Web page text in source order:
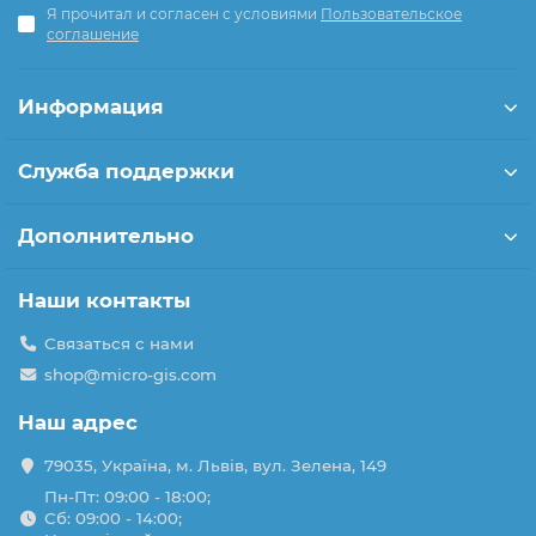
экосистему в вашем доме, обеспечивая комфорт и
безопасность.
Я прочитал и согласен с условиями Пользовательское
соглашение
Информация
Служба поддержки
Дополнительно
Наши контакты
Связаться с нами
shop@micro-gis.com
Наш адрес
79035, Україна, м. Львів, вул. Зелена, 149
Пн-Пт: 09:00 - 18:00;
Сб: 09:00 - 14:00;